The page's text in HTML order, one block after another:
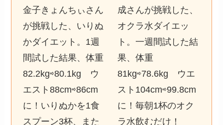
金子きょんちぃさん
が挑戦した、いりぬ
かダイエット。1週
間試した結果、体重
82.2kg⇨80.1kg ウ
エスト88cm⇨86cm
に！いりぬかを1食
スプーン3杯、また
成さんが挑戦した、
オクラ水ダイエッ
ト。一週間試した結
果、体重
81kg⇨78.6kg ウエ
スト104cm⇨99.8cm
に！毎朝1杯のオク
ラ水飲むだけ！